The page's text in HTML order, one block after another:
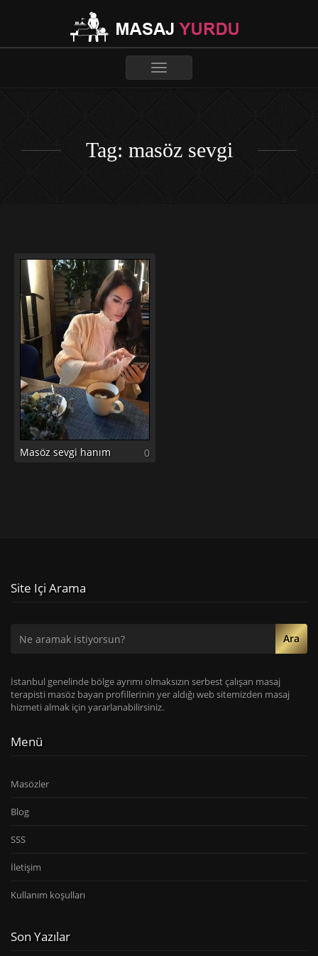
Toggle
Tag: masöz sevgi
Masöz sevgi hanım 0
Site Içi Arama
Ara
İstanbul genelinde bölge ayrımı olmaksızın serbest çalışan masaj
terapisti masöz bayan profillerinin yer aldığı web sitemizden masaj
hizmeti almak için yararlanabilirsiniz.
Menü
Masözler
Blog
SSS
İletişim
Kullanım koşulları
Son Yazılar